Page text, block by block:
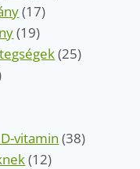
(17)
(19)
(25)
vitamin (38)
(12)